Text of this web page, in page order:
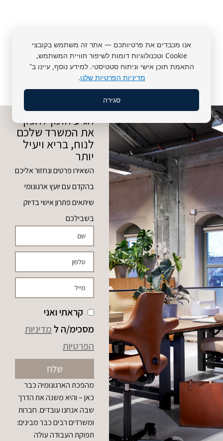
אנו מכבדים את פרטיותכם — אתר זה משתמש בקובצי
Cookie וטכנולוגיות דומות לשיפור חוויית המשתמש,
התאמת תוכן אישי וניתוח סטטיסטי. למידע נוסף, עיינו ב־
מדיניות הפרטיות שלנו.
סגירה
הגיע הזמן להפוך
את המשרד שלכם
לנוח, בריא ויעיל
יותר
השאירו פרטים ונחזור אליכם
בהקדם עם יועץ ארגונומי
שיתאים פתרון אישי בדיוק
בשבילכם
קראתי ואני
מסכימ/ה ל מדיניות
הפרטיות
שלח
מהפכת הארגונומיה כבר
כאן – והיא משנה את הדרך
שבה אנחנו עובדים. חברות
ומשרדים רבים כבר מבינים:
תפוקת העבודה עולה